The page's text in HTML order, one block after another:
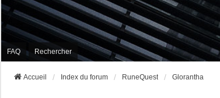
FAQ Rechercher
Accueil Index du forum RuneQuest Glorantha